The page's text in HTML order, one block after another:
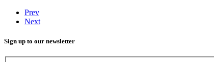
Prev
Next
Sign up to our newsletter